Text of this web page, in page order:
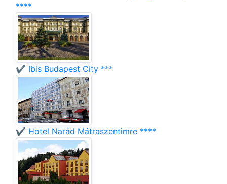
****
✔️ Ibis Budapest City ***
✔️ Hotel Narád Mátraszentimre ****